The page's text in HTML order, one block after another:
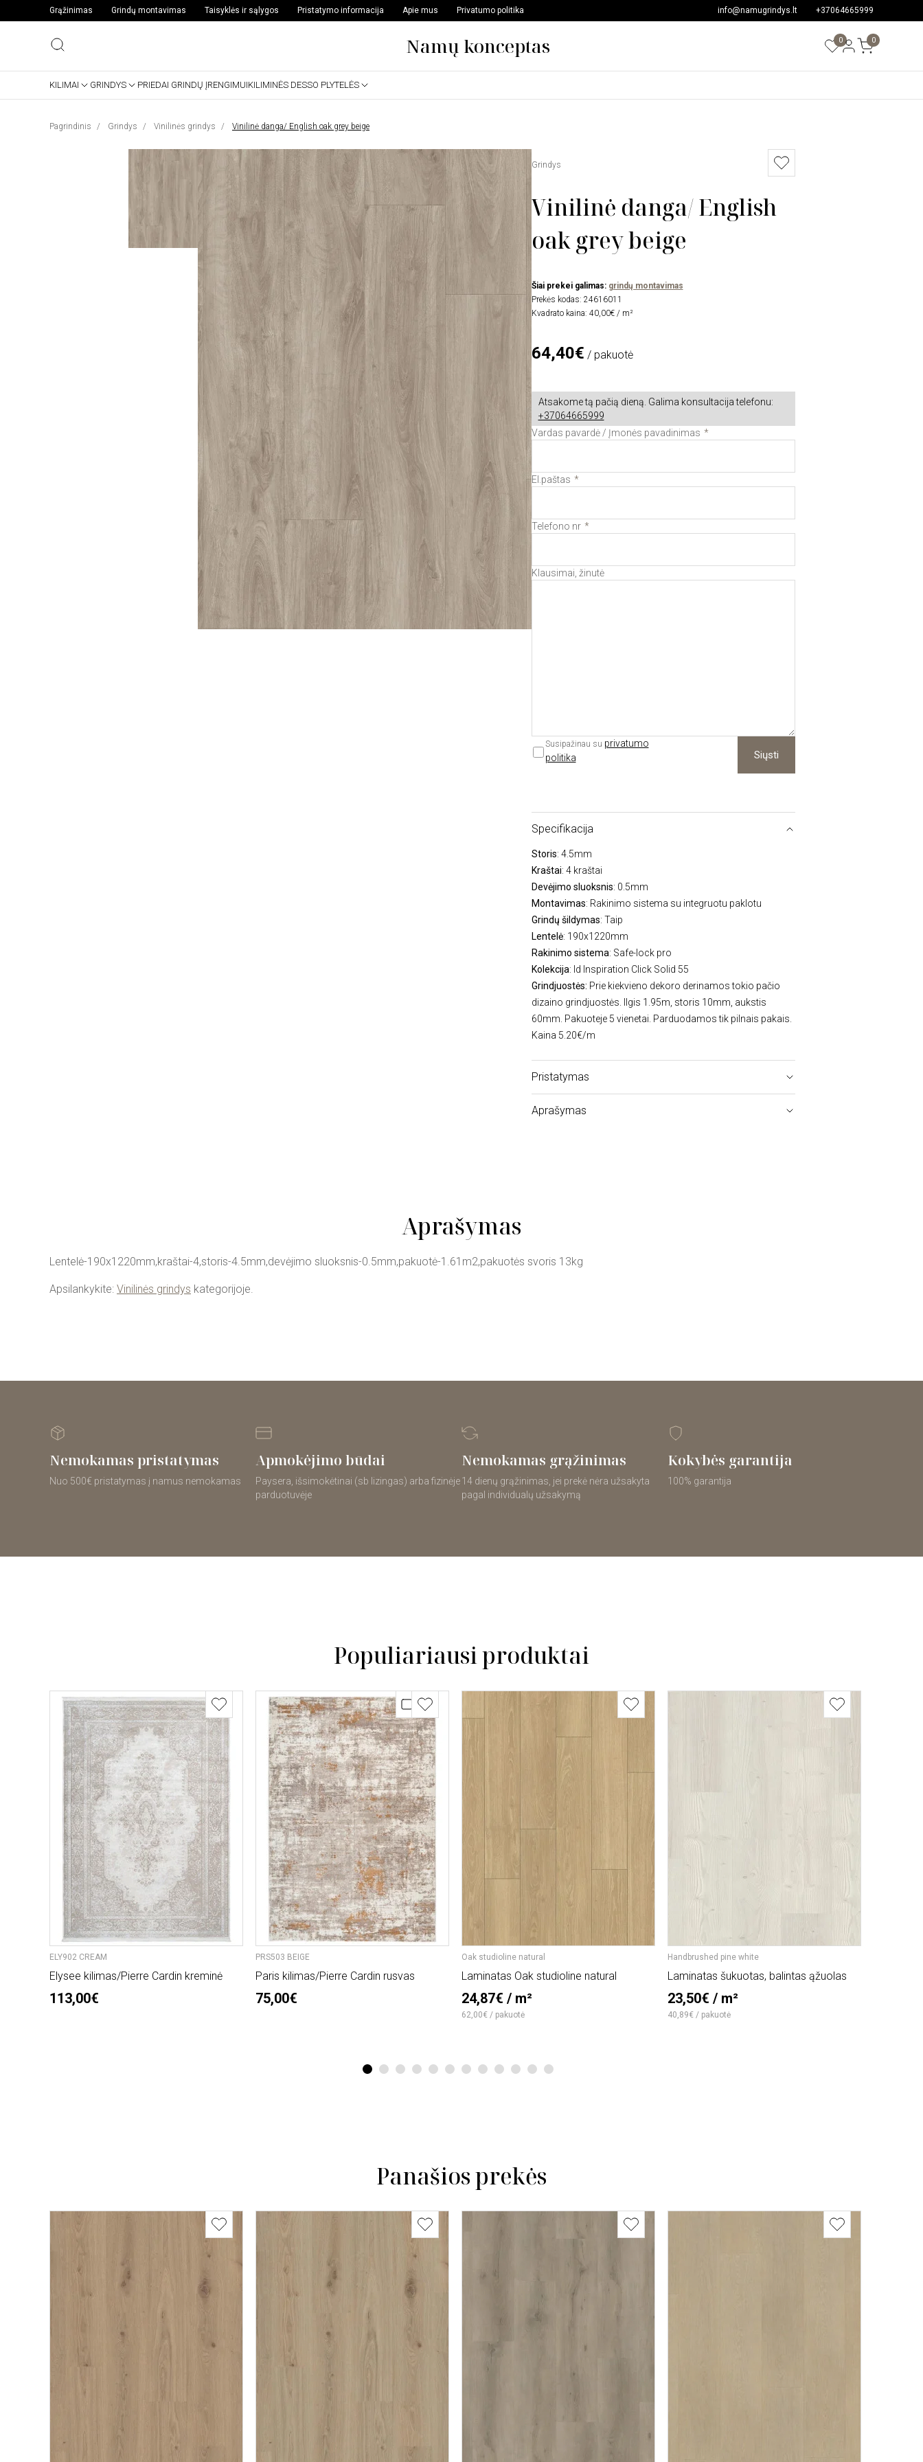
Grąžinimas Grindų montavimas Taisyklės ir sąlygos Pristatymo informacija Apie mus Privatumo politika info@namugrindys.lt +37064665999
Namų konceptas 0 0
KILIMAI GRINDYS PRIEDAI GRINDŲ ĮRENGIMUIKILIMINĖS DESSO PLYTELĖS
Pagrindinis Grindys Vinilinės grindys Vinilinė danga/ English oak grey beige
Grindys
Vinilinė danga/ English
oak grey beige
Šiai prekei galimas: grindų montavimas
Prekės kodas: 24616011
Kvadrato kaina: 40,00€ / m²
64,40€ / pakuotė
Atsakome tą pačią dieną. Galima konsultacija telefonu:
+37064665999
Vardas pavardė / Įmonės pavadinimas
El.paštas
Telefono nr
Klausimai, žinutė
Susipažinau su privatumo
politika
Siųsti
Specifikacija
Storis: 4.5mm
Kraštai: 4 kraštai
Devėjimo sluoksnis: 0.5mm
Montavimas: Rakinimo sistema su integruotu paklotu
Grindų šildymas: Taip
Lentelė: 190x1220mm
Rakinimo sistema: Safe-lock pro
Kolekcija: Id Inspiration Click Solid 55
Grindjuostės: Prie kiekvieno dekoro derinamos tokio pačio
dizaino grindjuostės. Ilgis 1.95m, storis 10mm, aukstis
60mm. Pakuoteje 5 vienetai. Parduodamos tik pilnais pakais.
Kaina 5.20€/m
Pristatymas
Aprašymas
Aprašymas
Lentelė-190x1220mm,kraštai-4,storis-4.5mm,devėjimo sluoksnis-0.5mm,pakuotė-1.61m2,pakuotės svoris 13kg
Apsilankykite: Vinilinės grindys kategorijoje.
Nemokamas pristatymas
Nuo 500€ pristatymas į namus nemokamas
Apmokėjimo būdai
Paysera, išsimokėtinai (sb lizingas) arba fizinėje
parduotuvėje
Nemokamas grąžinimas
14 dienų grąžinimas, jei prekė nėra užsakyta
pagal individualų užsakymą
Kokybės garantija
100% garantija
Populiariausi produktai
ELY902 CREAM
Elysee kilimas/Pierre Cardin kreminė
113,00€
PRS503 BEIGE
Paris kilimas/Pierre Cardin rusvas
75,00€
Oak studioline natural
Laminatas Oak studioline natural
24,87€ / m²
62,00€ / pakuotė
Handbrushed pine white
Laminatas šukuotas, balintas ąžuolas
23,50€ / m²
40,89€ / pakuotė
1 10 11 12
Panašios prekės